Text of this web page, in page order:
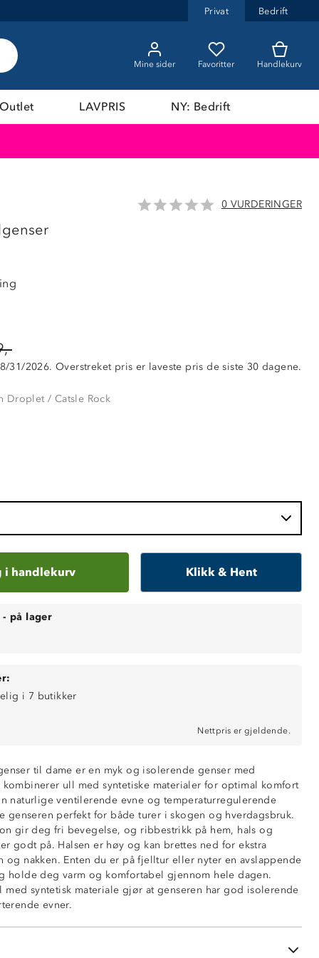
Privat Bedrift
Mine sider Favoritter Handlekurv
LAVPRIS NY: Bedrift
0 VURDERINGER
31/2026. Overstreket pris er laveste pris de siste 30 dagene.
Droplet / Catsle Rock
i handlekurv Klikk & Hent
- på lager
i 7 butikker
Nettpris er gjeldende.
til dame er en myk og isolerende genser med
kombinerer ull med syntetiske materialer for optimal komfort
naturlige ventilerende evne og temperaturregulerende
genseren perfekt for både turer i skogen og hverdagsbruk.
gir deg fri bevegelse, og ribbestrikk på hem, hals og
godt på. Halsen er høy og kan brettes ned for ekstra
og nakken. Enten du er på fjelltur eller nyter en avslappende
holde deg varm og komfortabel gjennom hele dagen.
med syntetisk materiale gjør at genseren har god isolerende
evner.